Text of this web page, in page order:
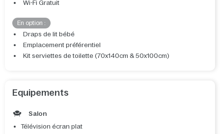
Wi-Fi Gratuit
En option :
Draps de lit bébé
Emplacement préférentiel
Kit serviettes de toilette (70x140cm & 50x100cm)
Equipements
Salon
Télévision écran plat